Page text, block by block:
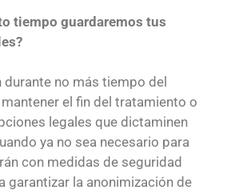
tiempo guardaremos tus
durante no más tiempo del
el fin del tratamiento o
legales que dictaminen
ya no sea necesario para
con medidas de seguridad
garantizar la anonimización de